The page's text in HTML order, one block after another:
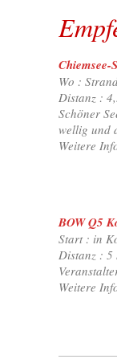
Chiemsee-
Wo :
Distanz :
Schöner
wellig und
Weitere
BOW Q5
Start : in
Distanz : 5
Weitere